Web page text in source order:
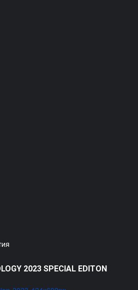
2023 SPECIAL EDITON